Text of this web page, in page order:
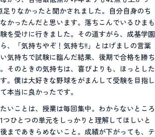
足りなかったと聞かされました。自分自身のち
かったんだと思います。落ちこんでいるひまも
を受けに行きました。その道すがら、成基学園
、「気持ちやぞ！気持ち!!」とはげましの言葉
気持ちで試験に臨んだ結果、後期で合格を勝ち
そのときの気持ちは、喜びよりも、ほっとした
。僕は大好きな野球をがまんして受験を目指し
本当に良かったです。
いことは、授業は毎回集中。わからないところ
つひとつの単元をしっかりと理解してほしいと
まであきらめないこと。成績が下がっても、テ